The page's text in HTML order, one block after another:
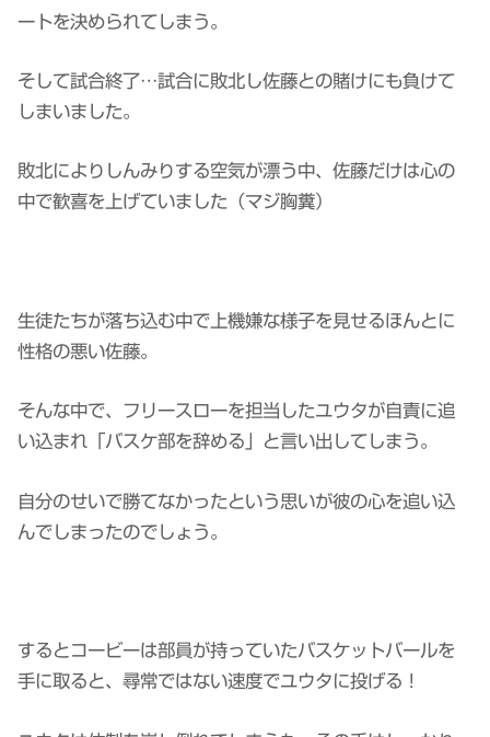
ートを決められてしまう。
そして試合終了…試合に敗北し佐藤との賭けにも負けて
しまいました。
敗北によりしんみりする空気が漂う中、佐藤だけは心の
中で歓喜を上げていました（マジ胸糞）
生徒たちが落ち込む中で上機嫌な様子を見せるほんとに
性格の悪い佐藤。
そんな中で、フリースローを担当したユウタが自責に追
い込まれ「バスケ部を辞める」と言い出してしまう。
自分のせいで勝てなかったという思いが彼の心を追い込
んでしまったのでしょう。
するとコービーは部員が持っていたバスケットバールを
手に取ると、尋常ではない速度でユウタに投げる！